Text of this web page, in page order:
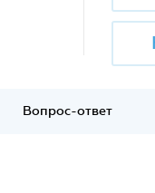
Вопрос-ответ